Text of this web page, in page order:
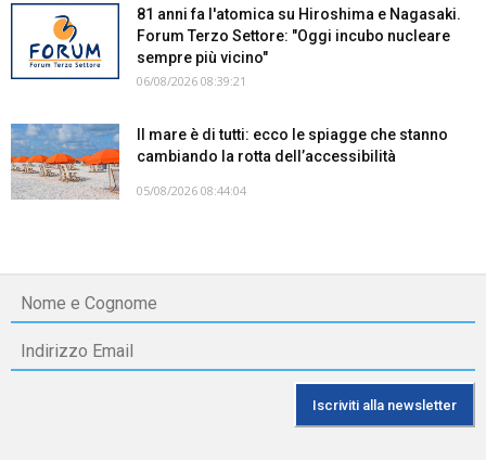
81 anni fa l'atomica su Hiroshima e Nagasaki.
Forum Terzo Settore: "Oggi incubo nucleare
sempre più vicino"
06/08/2026 08:39:21
Il mare è di tutti: ecco le spiagge che stanno
cambiando la rotta dell’accessibilità
05/08/2026 08:44:04